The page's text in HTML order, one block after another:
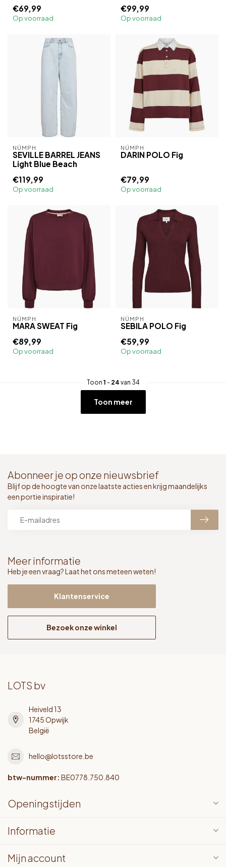
€69,99
Op voorraad
€99,99
Op voorraad
NÜMPH
SEVILLE BARREL JEANS
Light Blue Beach
€119,99
Op voorraad
NÜMPH
DARIN POLO Fig
€79,99
Op voorraad
NÜMPH
MARA SWEAT Fig
€89,99
Op voorraad
NÜMPH
SEBILA POLO Fig
€59,99
Op voorraad
Toon 1 - 24 van 34
Toon meer
Meer informatie
Heb je een vraag? Laat het ons meteen weten!
Klantenservice
Bezoek onze winkel
Abonneer je op onze nieuwsbrief
Blijf op de hoogte van onze laatste acties en krijg maandelijks
een portie inspiratie!
LOTS bv
Heiveld 13
1745 Opwijk
België
hello@lotsstore.be
btw-nummer: BE0778.750.840
Openingstijden
Informatie
Mijn account